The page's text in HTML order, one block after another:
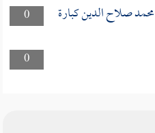
0
صلاح الدين كبارة
0